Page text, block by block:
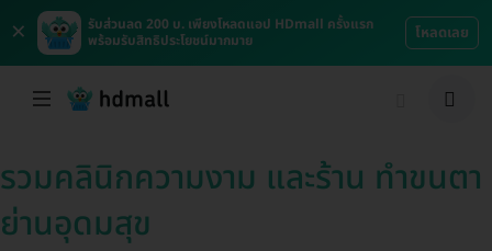
×
รับส่วนลด 200 บ. เพียงโหลดแอป HDmall ครั้งแรก
พร้อมรับสิทธิประโยชน์มากมาย
โหลดเลย
รวมคลินิกความงาม และร้าน ทำขนตา
ย่านอุดมสุข